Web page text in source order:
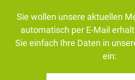
Sie wollen unsere aktuellen
automatisch per E-Mail
Sie einfach Ihre Daten in
ein: